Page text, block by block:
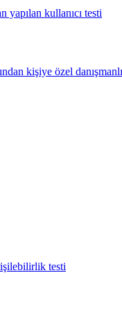
yapılan kullanıcı testi
kişiye özel
testi